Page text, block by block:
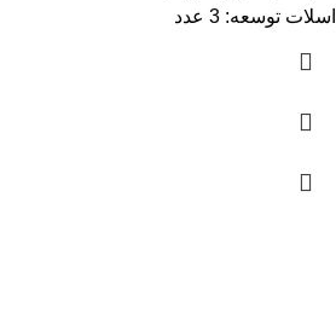
اسلات توسعه: 3 عدد